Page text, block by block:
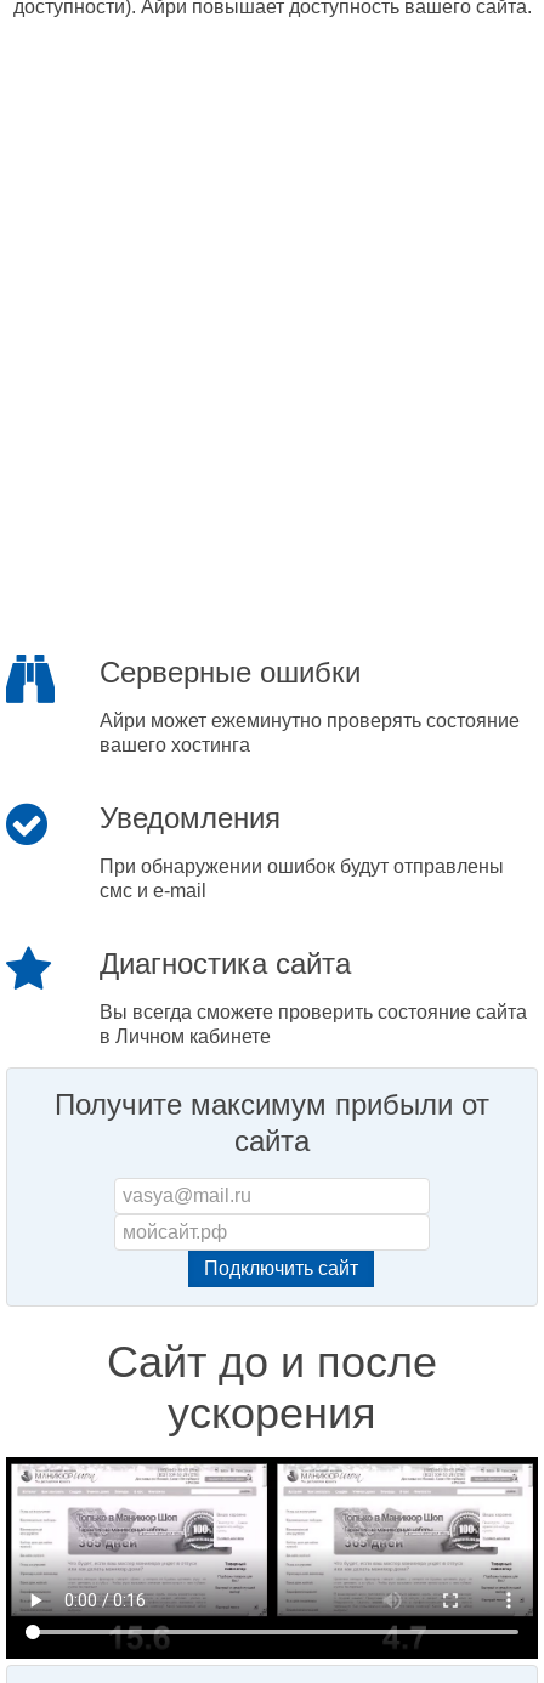
доступности). Айри повышает доступность вашего сайта.
Серверные ошибки
Айри может ежеминутно проверять состояние
вашего хостинга
Уведомления
При обнаружении ошибок будут отправлены
смс и e-mail
Диагностика сайта
Вы всегда сможете проверить состояние сайта
в Личном кабинете
Получите максимум прибыли от
сайта
Сайт до и после
ускорения